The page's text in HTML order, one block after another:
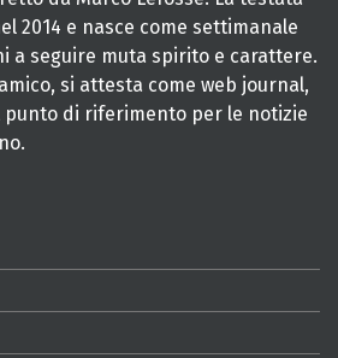
2014 e nasce come settimanale
a seguire muta spirito e carattere.
si attesta come web journal,
punto di riferimento per le notizie